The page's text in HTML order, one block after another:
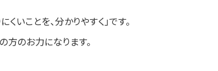
くいことを、分かりやすく」です。
方のお力になります。